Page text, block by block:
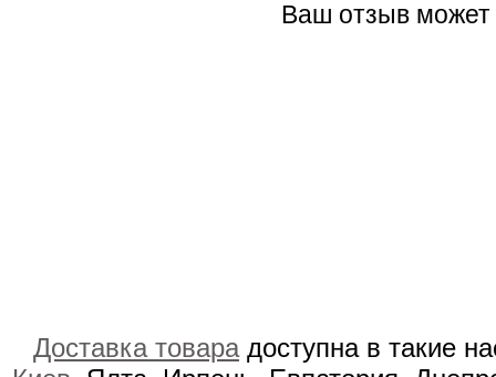
Ваш отзыв
Доставка товарадоступна в такие